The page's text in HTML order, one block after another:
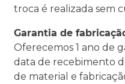
troca é realizada sem
Garantia de
Oferecemos 1 ano de
data de recebimento
de material e